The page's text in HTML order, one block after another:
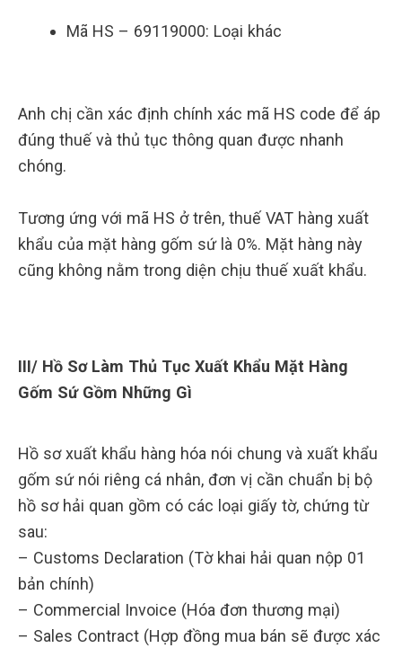
Mã HS – 69119000: Loại khác
Anh chị cần xác định chính xác mã HS code để áp
đúng thuế và thủ tục thông quan được nhanh
chóng.
Tương ứng với mã HS ở trên, thuế VAT hàng xuất
khẩu của mặt hàng gốm sứ là 0%. Mặt hàng này
cũng không nằm trong diện chịu thuế xuất khẩu.
III/ Hồ Sơ Làm Thủ Tục Xuất Khẩu Mặt Hàng
Gốm Sứ Gồm Những Gì
Hồ sơ xuất khẩu hàng hóa nói chung và xuất khẩu
gốm sứ nói riêng cá nhân, đơn vị cần chuẩn bị bộ
hồ sơ hải quan gồm có các loại giấy tờ, chứng từ
sau:
– Customs Declaration (Tờ khai hải quan nộp 01
bản chính)
– Commercial Invoice (Hóa đơn thương mại)
– Sales Contract (Hợp đồng mua bán sẽ được xác